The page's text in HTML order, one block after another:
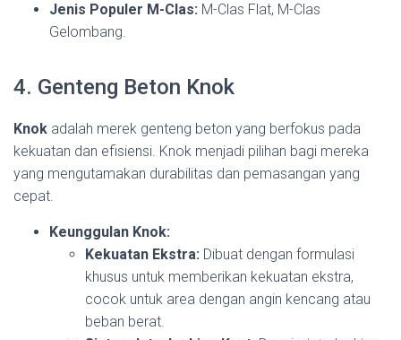
Jenis Populer M-Clas: M-Clas Flat, M-Clas
Gelombang.
4. Genteng Beton Knok
Knok adalah merek genteng beton yang berfokus pada
kekuatan dan efisiensi. Knok menjadi pilihan bagi mereka
yang mengutamakan durabilitas dan pemasangan yang
cepat.
Keunggulan Knok:
Kekuatan Ekstra: Dibuat dengan formulasi
khusus untuk memberikan kekuatan ekstra,
cocok untuk area dengan angin kencang atau
beban berat.